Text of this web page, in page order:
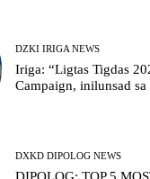
DZKI IRIGA NEWS
Iriga: “Ligtas Tigdas
Campaign, inilunsad sa
DXKD DIPOLOG NEWS